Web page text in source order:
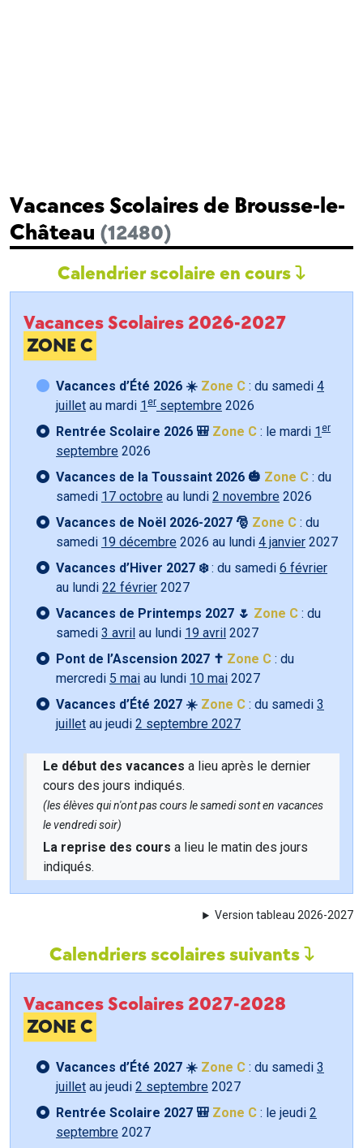
Vacances Scolaires de Brousse-le-
Château (12480)
Calendrier scolaire en cours
Vacances Scolaires 2026-2027
ZONE C
Vacances d’Été 2026 ☀️ Zone C : du samedi 4
juillet au mardi 1 er septembre 2026
Rentrée Scolaire 2026 🎒 Zone C : le mardi 1 er
septembre 2026
Vacances de la Toussaint 2026 🎃 Zone C : du
samedi 17 octobre au lundi 2 novembre 2026
Vacances de Noël 2026-2027 🎅 Zone C : du
samedi 19 décembre 2026 au lundi 4 janvier 2027
Vacances d’Hiver 2027 ❄️: du samedi 6 février
au lundi 22 février 2027
Vacances de Printemps 2027 🌷 Zone C : du
samedi 3 avril au lundi 19 avril 2027
Pont de l’Ascension 2027 ✝️ Zone C : du
mercredi 5 mai au lundi 10 mai 2027
Vacances d’Été 2027 ☀️ Zone C : du samedi 3
juillet au jeudi 2 septembre 2027
Le début des vacances a lieu après le dernier
cours des jours indiqués.
(les élèves qui n'ont pas cours le samedi sont en vacances
le vendredi soir)
La reprise des cours a lieu le matin des jours
indiqués.
Version tableau 2026-2027
Calendriers scolaires suivants
Vacances Scolaires 2027-2028
ZONE C
Vacances d’Été 2027 ☀️ Zone C : du samedi 3
juillet au jeudi 2 septembre 2027
Rentrée Scolaire 2027 🎒 Zone C : le jeudi 2
septembre 2027